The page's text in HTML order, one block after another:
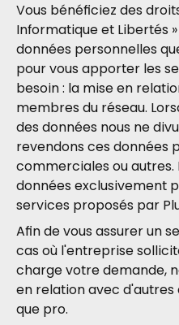
Vous bénéficiez des
Informatique et Libertés »
données personnelles
pour vous apporter les
besoin : la mise en
membres du réseau.
des données nous ne
revendons ces données
commerciales ou autres.
données exclusivement
services proposés par
Afin de vous assurer un
cas où l'entreprise
charge votre demande,
en relation avec d'autres
que pro.